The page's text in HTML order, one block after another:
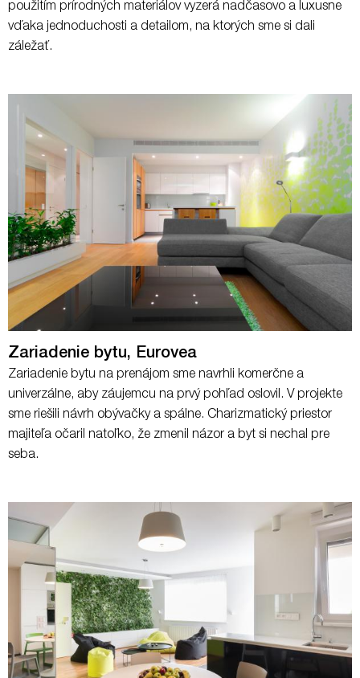
použitím prírodných materiálov vyzerá nadčasovo a luxusne
vďaka jednoduchosti a detailom, na ktorých sme si dali
záležať.
Zariadenie bytu, Eurovea
Zariadenie bytu na prenájom sme navrhli komerčne a
univerzálne, aby záujemcu na prvý pohľad oslovil. V projekte
sme riešili návrh obývačky a spálne. Charizmatický priestor
majiteľa očaril natoľko, že zmenil názor a byt si nechal pre
seba.